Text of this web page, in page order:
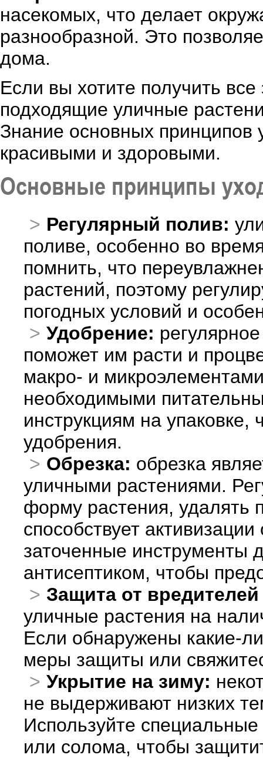
насекомых, что делает
разнообразной. Это
дома.
Если вы хотите получить
подходящие уличные
Знание основных принципов
красивыми и здоровыми.
Основные принципы
Регулярный полив:
поливе, особенно во
помнить, что
растений, поэтому
погодных условий и
Удобрение:
поможет им расти и
макро- и
необходимыми
инструкциям на
удобрения.
Обрезка: обрезка
уличными растениями.
форму растения, удалять
способствует
заточенные инструменты
антисептиком, чтобы
Защита от
уличные растения на
Если обнаружены какие-
меры защиты или
Укрытие на зиму:
не выдерживают низких
Используйте
или солома, чтобы